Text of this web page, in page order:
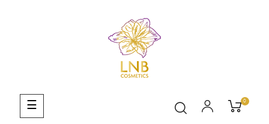
Basculer
la
☰ 0